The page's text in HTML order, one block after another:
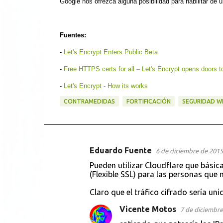
Fuentes:
- Let's Encrypt Enters Public Beta
- Free HTTPS certs for all – Let's Encrypt opens doors
- Let's Encrypt - How its works
CONTRAMEDIDAS FORTIFICACIÓN SEGURIDAD
Eduardo Fuente 6 de diciembre de
Pueden utilizar Cloudflare que
(Flexible SSL) para las personas
Claro que el tráfico cifrado sería
Vicente Motos
7 de